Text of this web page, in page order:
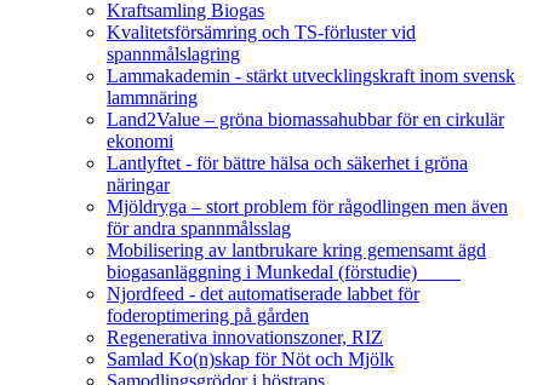
Kraftsamling Biogas
Kvalitetsförsämring och TS-förluster vid
spannmålslagring
Lammakademin - stärkt utvecklingskraft inom svensk
lammnäring
Land2Value – gröna biomassahubbar för en cirkulär
ekonomi
Lantlyftet - för bättre hälsa och säkerhet i gröna
näringar
Mjöldryga – stort problem för rågodlingen men även
för andra spannmålsslag
Mobilisering av lantbrukare kring gemensamt ägd
biogasanläggning i Munkedal (förstudie)
Njordfeed - det automatiserade labbet för
foderoptimering på gården
Regenerativa innovationszoner, RIZ
Samlad Ko(n)skap för Nöt och Mjölk
Samodlingsgrödor i höstraps